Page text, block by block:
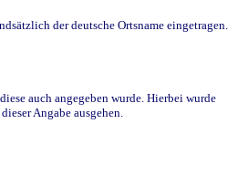
der deutsche Ortsname eingetragen.
auch angegeben wurde. Hierbei wurde
Angabe ausgehen.